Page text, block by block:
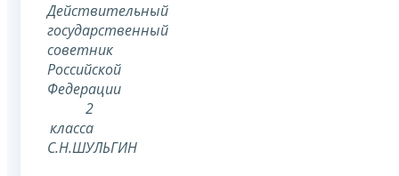
Действительный
государственный
советник
Российской
Федерации
2
класса
С.Н.ШУЛЬГИН